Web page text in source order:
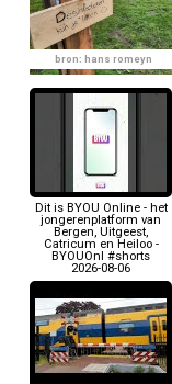
bron: hans romeyn
Dit is BYOU Online - het
jongerenplatform van
Bergen, Uitgeest,
Catricum en Heiloo -
BYOUOnl #shorts
2026-08-06